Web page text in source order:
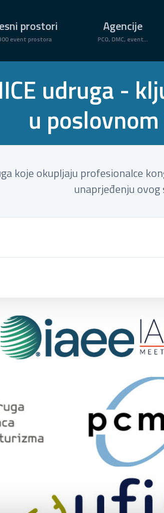
prostori
event prostora
Agencije
PCO, DMC, event...
udruga -
u
koje okupljaju profesionalce
unaprjeđenju